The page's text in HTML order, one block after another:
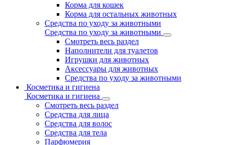
Корма для кошек
Корма для остальных животных
Средства по уходу за животными
Средства по уходу за животными
Смотреть весь раздел
Наполнители для туалетов
Игрушки для животных
Аксессуары для животных
Средства по уходу за животными
Косметика и гигиена
Косметика и гигиена
Смотреть весь раздел
Средства для лица
Средства для волос
Средства для тела
Парфюмерия